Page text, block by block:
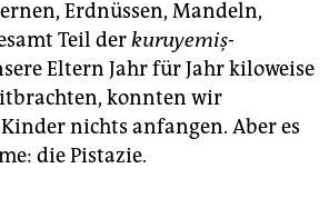
Erdnüssen, Mandeln,
Teil derkuruyemiş-
Eltern Jahr für Jahr kiloweise
konnten wir
nichts anfangen. Aber es
die Pistazie.